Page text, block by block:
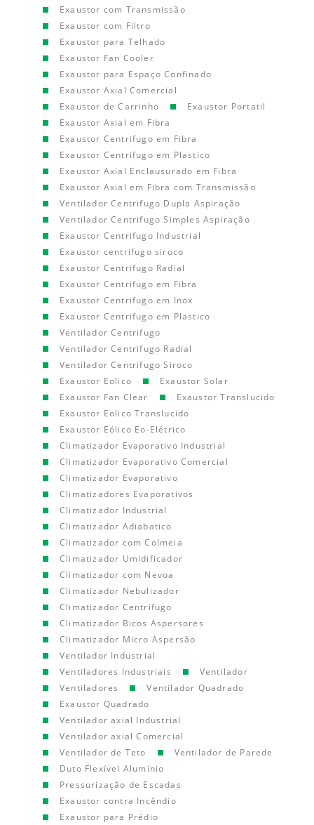
Exaustor com Transmissão
Exaustor com Filtro
Exaustor para Telhado
Exaustor Fan Cooler
Exaustor para Espaço Confinado
Exaustor Axial Comercial
Exaustor de Carrinho
Exaustor Portatil
Exaustor Axial em Fibra
Exaustor Centrifugo em Fibra
Exaustor Centrifugo em Plastico
Exaustor Axial Enclausurado em Fibra
Exaustor Axial em Fibra com Transmissão
Ventilador Centrifugo Dupla Aspiração
Ventilador Centrifugo Simples Aspiração
Exaustor Centrifugo Industrial
Exaustor centrifugo siroco
Exaustor Centrifugo Radial
Exaustor Centrifugo em Fibra
Exaustor Centrifugo em Inox
Exaustor Centrifugo em Plastico
Ventilador Centrifugo
Ventilador Centrifugo Radial
Ventilador Centrifugo Siroco
Exaustor Eolico
Exaustor Solar
Exaustor Fan Clear
Exaustor Translucido
Exaustor Eolico Translucido
Exaustor Eólico Eo-Elétrico
Climatizador Evaporativo Industrial
Climatizador Evaporativo Comercial
Climatizador Evaporativo
Climatizadores Evaporativos
Climatizador Industrial
Climatizador Adiabatico
Climatizador com Colmeia
Climatizador Umidificador
Climatizador com Nevoa
Climatizador Nebulizador
Climatizador Centrifugo
Climatizador Bicos Aspersores
Climatizador Micro Aspersão
Ventilador Industrial
Ventiladores Industriais
Ventilador
Ventiladores
Ventilador Quadrado
Exaustor Quadrado
Ventilador axial Industrial
Ventilador axial Comercial
Ventilador de Teto
Ventilador de Parede
Duto Flexível Aluminio
Pressurização de Escadas
Exaustor contra Incêndio
Exaustor para Prédio